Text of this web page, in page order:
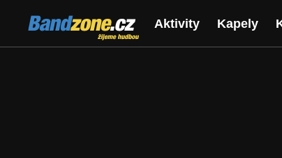
Bandzone.cz
žijeme hudbou
Aktivity Kapely